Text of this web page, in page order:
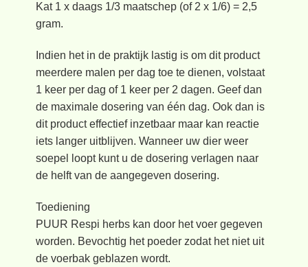
Kat 1 x daags 1/3 maatschep (of 2 x 1/6) = 2,5
gram.
Indien het in de praktijk lastig is om dit product
meerdere malen per dag toe te dienen, volstaat
1 keer per dag of 1 keer per 2 dagen. Geef dan
de maximale dosering van één dag. Ook dan is
dit product effectief inzetbaar maar kan reactie
iets langer uitblijven. Wanneer uw dier weer
soepel loopt kunt u de dosering verlagen naar
de helft van de aangegeven dosering.
Toediening
PUUR Respi herbs kan door het voer gegeven
worden. Bevochtig het poeder zodat het niet uit
de voerbak geblazen wordt.